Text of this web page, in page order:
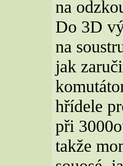
na
Do 3D
na
jak
hřídele
při
takže